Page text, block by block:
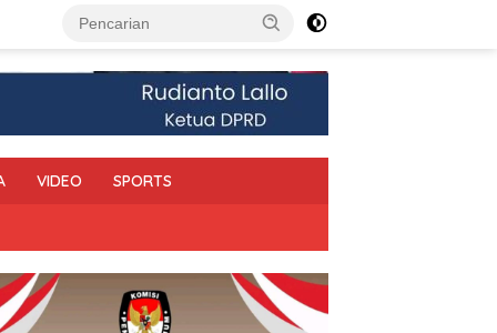
VIDEO SPORTS